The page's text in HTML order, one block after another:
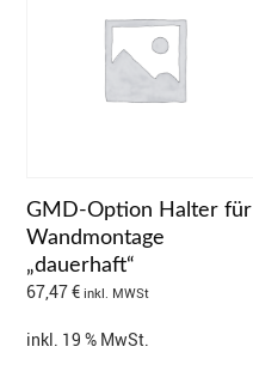
GMD-Option Halter für
Wandmontage
„dauerhaft“
67,47€ inkl. MWSt
inkl. 19 % MwSt.